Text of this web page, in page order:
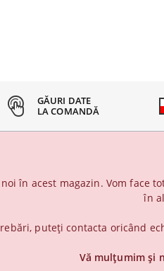
GĂURI DATE
LA COMANDĂ
în acest magazin. Vom face
în
puteți contacta oricând
Vă mulțumim și